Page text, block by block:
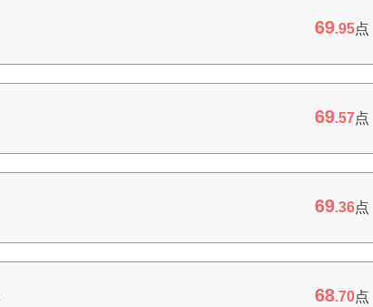
69.95点
69.57点
69.36点
68.70点